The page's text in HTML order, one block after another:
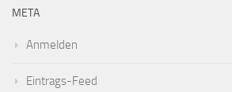
META
Anmelden
Eintrags-Feed